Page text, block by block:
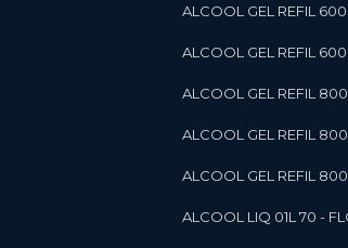
ALCOOL GEL REFIL
ALCOOL GEL REFIL
ALCOOL GEL REFIL
ALCOOL GEL REFIL
ALCOOL GEL REFIL
ALCOOL LIQ 01L 70 -